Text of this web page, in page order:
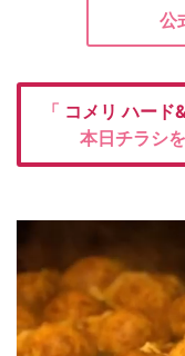
公
「 コメリハード
本日チラシ